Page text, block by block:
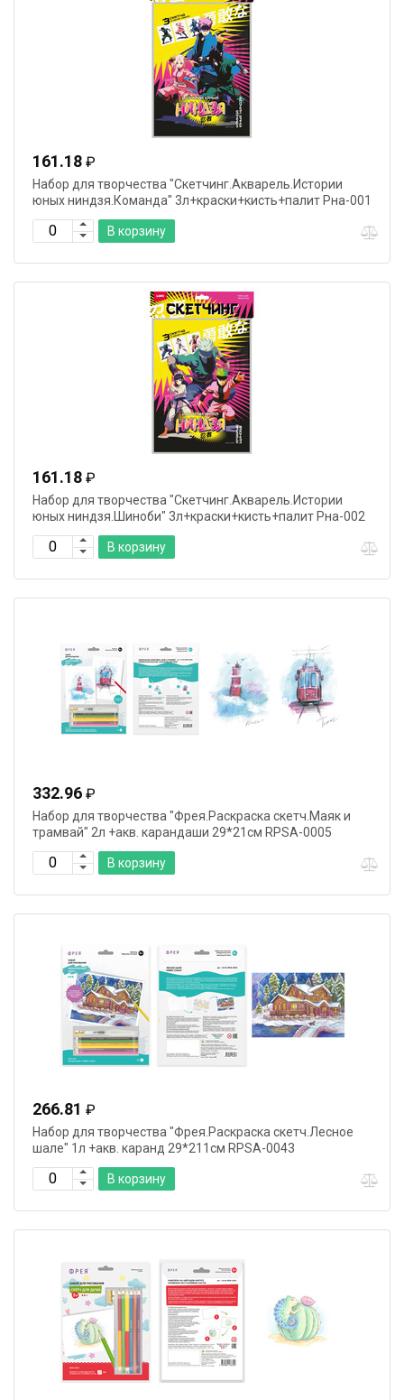
161.18 ₽
Набор для творчества "Скетчинг.Акварель.Истории
юных ниндзя.Команда" 3л+краски+кисть+палит Рна-001
В корзину
161.18 ₽
Набор для творчества "Скетчинг.Акварель.Истории
юных ниндзя.Шиноби" 3л+краски+кисть+палит Рна-002
В корзину
332.96 ₽
Набор для творчества "Фрея.Раскраска скетч.Маяк и
трамвай" 2л +акв. карандаши 29*21см RPSA-0005
В корзину
266.81 ₽
Набор для творчества "Фрея.Раскраска скетч.Лесное
шале" 1л +акв. каранд 29*211см RPSA-0043
В корзину